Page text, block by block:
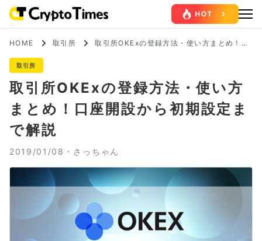
HOME 取引所
取引所OKExの登録方法・使い方まとめ！口
取引所
取引所OKExの登録方法・使い方
まとめ！口座開設から初期設定ま
で解説
2019/01/08・ さっちゃん